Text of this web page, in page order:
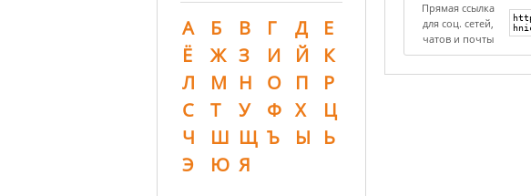
А Б В Г Д
Е
Ё
Ж З И Й
К
Л
М Н О П
Р
С
Т У Ф Х
Ц
Ч
Ш Щ Ъ Ы
Ь
Э
Ю Я
Прямая ссылка
для соц. сетей,
чатов и почты